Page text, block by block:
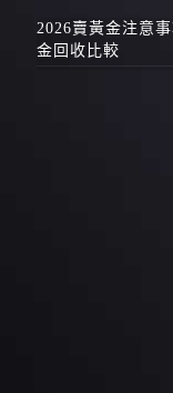
2026賣黃金注意
金回收比較